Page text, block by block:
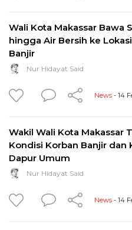
Wali Kota Makassar Bawa
hingga Air Bersih ke
Banjir
Nur Hidayat Said
News - 14
Wakil Wali Kota Makassar
Kondisi Korban Banjir dan
Dapur Umum
Nur Hidayat Said
News - 14